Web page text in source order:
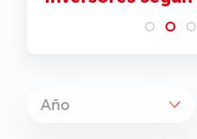
el primer